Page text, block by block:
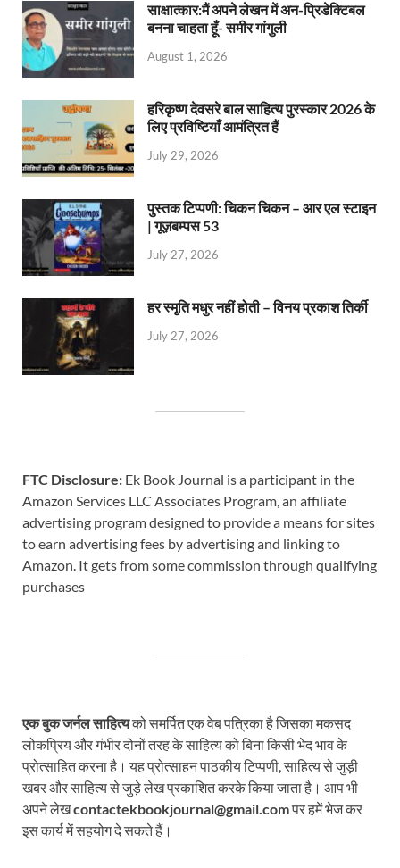
साक्षात्कार:मैं अपने लेखन में अन-प्रिडेक्टिबल
बनना चाहता हूँ- समीर गांगुली
August 1, 2026
हरिकृष्ण देवसरे बाल साहित्य पुरस्कार 2026 के
लिए प्रविष्टियाँ आमंत्रित हैं
July 29, 2026
पुस्तक टिप्पणी: चिकन चिकन – आर एल स्टाइन
| गूज़बम्पस 53
July 27, 2026
हर स्मृति मधुर नहीं होती – विनय प्रकाश तिर्की
July 27, 2026
FTC Disclosure: Ek Book Journal is a participant in the
Amazon Services LLC Associates Program, an affiliate
advertising program designed to provide a means for sites
to earn advertising fees by advertising and linking to
Amazon. It gets from some commission through qualifying
purchases
एक बुक जर्नल साहित्यको समर्पित एक वेब पत्रिका है जिसका मकसद
लोकप्रिय और गंभीर दोनों तरह के साहित्य को बिना किसी भेद भाव के
प्रोत्साहित करना है। यह प्रोत्साहन पाठकीय टिप्पणी, साहित्य से जुड़ी
खबर और साहित्य से जुड़े लेख प्रकाशित करके किया जाता है। आप भी
अपने लेखcontactekbookjournal@gmail.comपर हमें भेज कर
इस कार्य में सहयोग दे सकते हैं।